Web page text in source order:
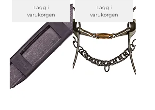
Lägg i
varukorgen
Lägg i
varukorgen